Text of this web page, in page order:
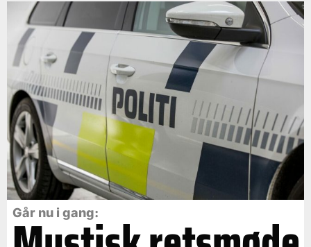
Går nu i gang: